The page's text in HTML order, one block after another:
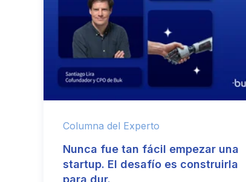
Columna del Experto
Nunca fue tan fácil empezar una
startup. El desafío es construirla
para dur.